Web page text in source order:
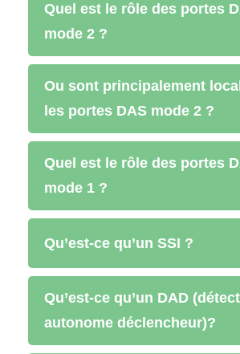
Quel est le rôle des portes
mode 2 ?
Ou sont principalement
les portes DAS mode 2 ?
Quel est le rôle des portes
mode 1 ?
Qu’est-ce qu’un SSI ?
Qu’est-ce qu’un DAD
autonome déclencheur)?